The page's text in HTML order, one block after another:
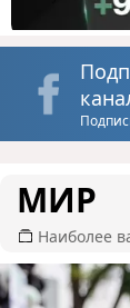
МИР
Наиболее